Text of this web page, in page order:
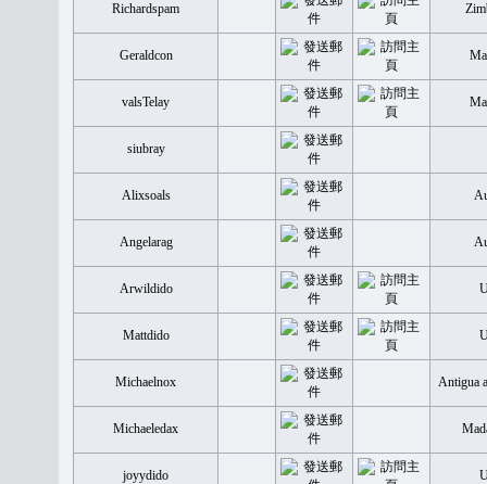
Richardspam
Geraldcon
valsTelay
siubray
Alixsoals
Angelarag
Arwildido
Mattdido
Michaelnox Antigua
Michaeledax
joyydido